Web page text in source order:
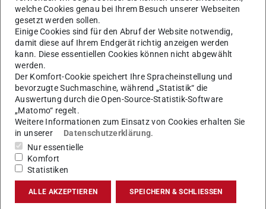
vernetzt und ausgewertet werden?
„ArePron“ ist interdisziplinär angelegt und vereint die
Expertise von drei Instituten der TU Darmstadt. Das
Institut für Produktionsmanagement, Technologie und
Werkzeugmaschinen(Fachbereich Maschinenbau) unter
der Leitung von Professor Eberhard Abele und Professor
Joachim Metternich forscht neben den rein technischen
Themengebieten der Werkzeugmaschinen-, Komponenten-
und Technologieentwicklung auch an übergreifenden
Fragestellungen etwa zu Wertschöpfungsketten und
Energieeffizienz. Expertise zur intelligenten Vernetzung
von Bauteilen und Betriebsmitteln zu digitalen
Informationsträgern wird das
Fachgebiet für
welche Cookies genau bei Ihrem Besuch unserer Webseiten
gesetzt werden sollen.
Einige Cookies sind für den Abruf der Website notwendig,
damit diese auf Ihrem Endgerät richtig anzeigen werden
kann. Diese essentiellen Cookies können nicht abgewählt
werden.
Der Komfort-Cookie speichert Ihre Spracheinstellung und
bevorzugte Suchmaschine, während „Statistik“ die
Auswertung durch die Open-Source-Statistik-Software
„Matomo“ regelt.
Weitere Informationen zum Einsatz von Cookies erhalten Sie
in unserer
Datenschutzerklärung.
Nur essentielle
Komfort
Statistiken
ALLE AKZEPTIEREN SPEICHERN & SCHLIESSEN